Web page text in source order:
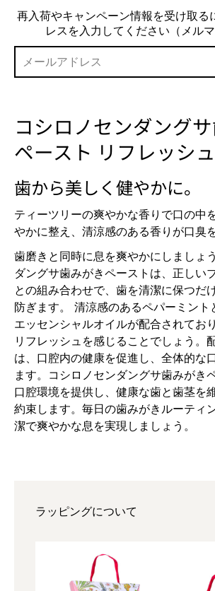
を
選
択
再入荷やキャンペーン情報を受け取る
レスを入力してください（メルマ
コシロノセンダング
ペースト リフレッシ
歯から美しく健やかに。
ティーツリーの爽やかな香りで口の中
やかに整え、清涼感のある香りが口臭
歯磨きと同時に息を爽やかにしましょ
ダングサ歯みがきペーストは、正しい
との組み合わせで、歯を清潔に保つだ
防ぎます。 清涼感のあるペパーミント
エッセンシャルオイルが配合されてお
リフレッシュを感じることでしょう。
は、口腔内の健康を促進し、全体的な
ます。
コシロノセンダングサ歯みがき
口腔環境を提供し、健康な歯と歯茎を
約束します。毎日の歯みがきルーティ
潔で爽やかな息を実現しましょう。
ラッピングについて